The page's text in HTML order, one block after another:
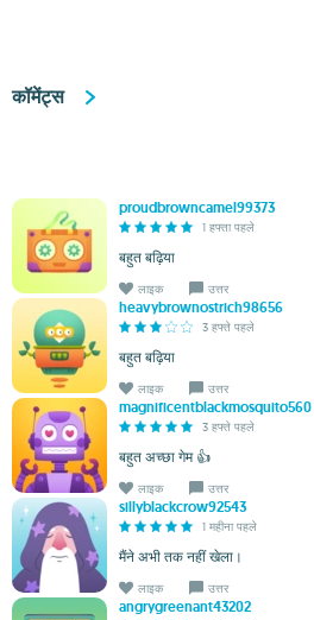
कॉमेंट्स
proudbrowncamel99373
1 हफ्ता पहले
बहुत बढ़िया
लाइक उत्तर
heavybrownostrich98656
3 हफ्ते पहले
बहुत बढ़िया
लाइक उत्तर
magnificentblackmosquito560
3 हफ्ते पहले
बहुत अच्छा गेम 👍
लाइक उत्तर
sillyblackcrow92543
1 महीना पहले
मैंने अभी तक नहीं खेला।
लाइक उत्तर
angrygreenant43202